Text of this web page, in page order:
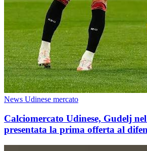
News Udinese mercato
Calciomercato Udinese, Gudelj
presentata la prima offerta al